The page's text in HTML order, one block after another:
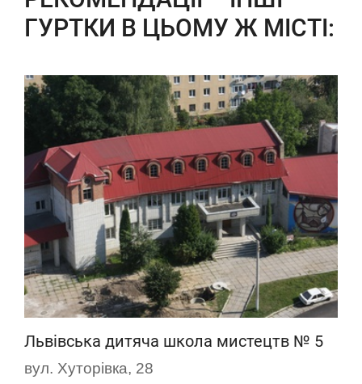
ГУРТКИ В ЦЬОМУ Ж МІСТІ:
Львівська дитяча школа мистецтв № 5
вул. Хуторівка, 28